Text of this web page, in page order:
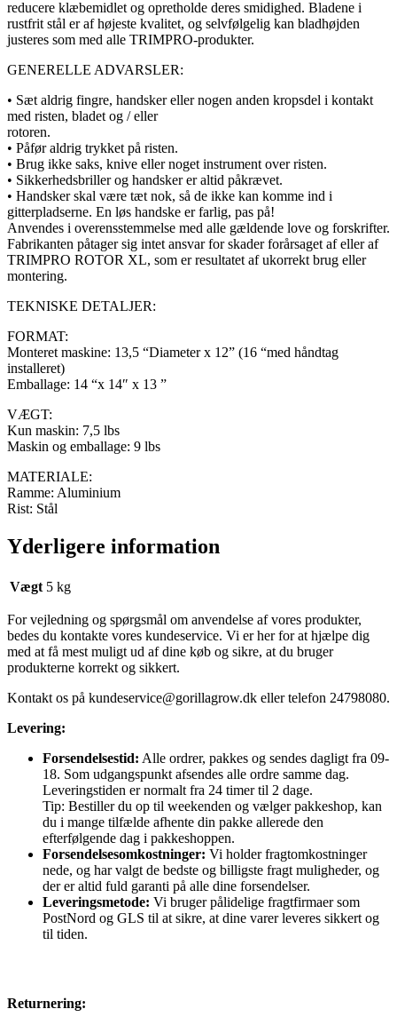
reducere klæbemidlet og opretholde deres smidighed. Bladene i
rustfrit stål er af højeste kvalitet, og selvfølgelig kan bladhøjden
justeres som med alle TRIMPRO-produkter.
GENERELLE ADVARSLER:
• Sæt aldrig fingre, handsker eller nogen anden kropsdel ​​i kontakt
med risten, bladet og / eller
rotoren.
• Påfør aldrig trykket på risten.
• Brug ikke saks, knive eller noget instrument over risten.
• Sikkerhedsbriller og handsker er altid påkrævet.
• Handsker skal være tæt nok, så de ikke kan komme ind i
gitterpladserne. En løs handske er farlig, pas på!
Anvendes i overensstemmelse med alle gældende love og forskrifter.
Fabrikanten påtager sig intet ansvar for skader forårsaget af eller af
TRIMPRO ROTOR XL, som er resultatet af ukorrekt brug eller
montering.
TEKNISKE DETALJER:
FORMAT:
Monteret maskine: 13,5 “Diameter x 12” (16 “med håndtag
installeret)
Emballage: 14 “x 14″ x 13 ”
VÆGT:
Kun maskin: 7,5 lbs
Maskin og emballage: 9 lbs
MATERIALE:
Ramme: Aluminium
Rist: Stål
Yderligere information
Vægt 5 kg
For vejledning og spørgsmål om anvendelse af vores produkter,
bedes du kontakte vores kundeservice. Vi er her for at hjælpe dig
med at få mest muligt ud af dine køb og sikre, at du bruger
produkterne korrekt og sikkert.
Kontakt os på kundeservice@gorillagrow.dk eller telefon 24798080.
Levering:
Forsendelsestid: Alle ordrer, pakkes og sendes dagligt fra 09-
18. Som udgangspunkt afsendes alle ordre samme dag.
Leveringstiden er normalt fra 24 timer til 2 dage.
Tip: Bestiller du op til weekenden og vælger pakkeshop, kan
du i mange tilfælde afhente din pakke allerede den
efterfølgende dag i pakkeshoppen.
Forsendelsesomkostninger: Vi holder fragtomkostninger
nede, og har valgt de bedste og billigste fragt muligheder, og
der er altid fuld garanti på alle dine forsendelser.
Leveringsmetode: Vi bruger pålidelige fragtfirmaer som
PostNord og GLS til at sikre, at dine varer leveres sikkert og
til tiden.
Returnering: